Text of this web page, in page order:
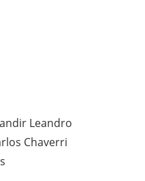
Leandro
Chaverri